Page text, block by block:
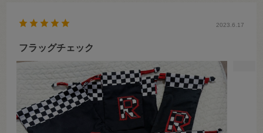
2023.6.17
フラッグチェック